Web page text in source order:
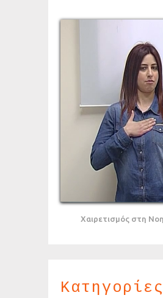
Χαιρετισμός στη
Κατηγορίες